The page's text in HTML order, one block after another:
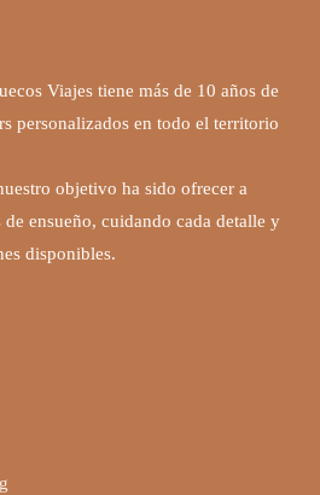
Viajes tiene más de 10 años de
personalizados en todo el territorio
objetivo ha sido ofrecer a
ensueño, cuidando cada detalle y
disponibles.